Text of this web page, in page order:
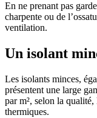
En ne prenant pas
charpente ou de
ventilation.
Un isolant
Les isolants minces,
présentent une large
par m², selon la
thermiques.